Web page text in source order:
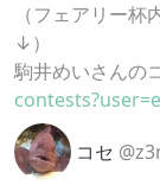
（フェアリー
↓）
駒井めいさんの
コセ